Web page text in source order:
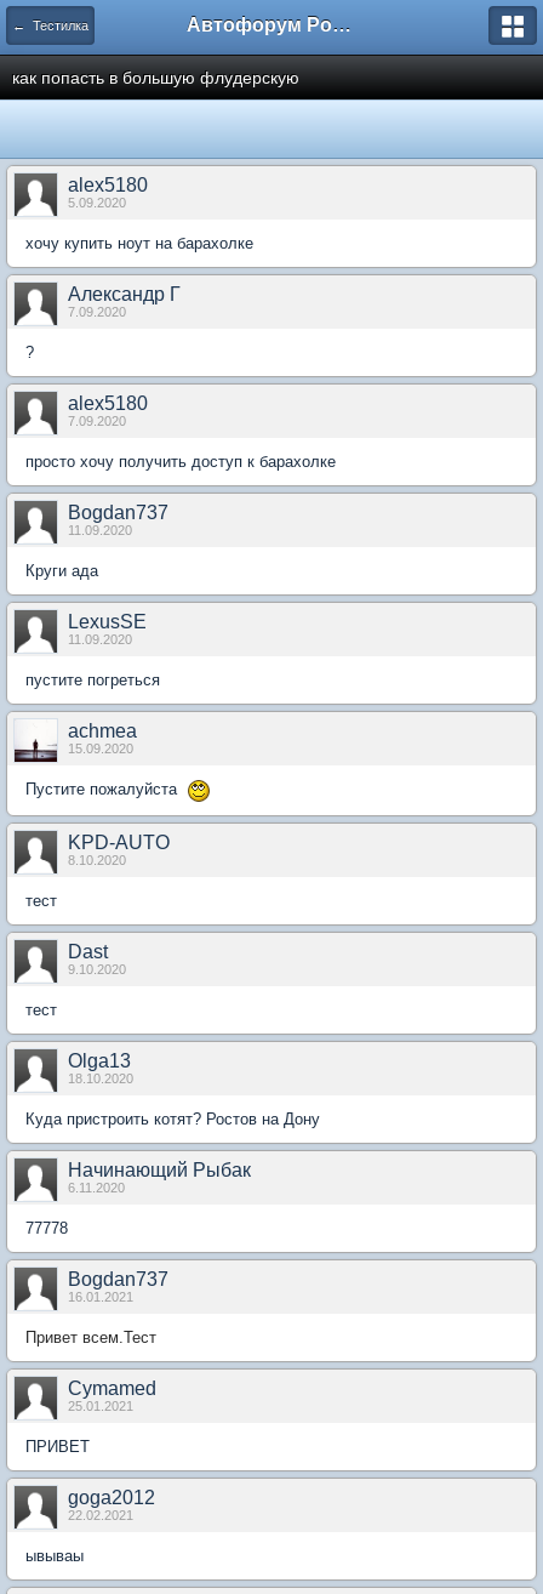
← Тестилка Автофорум Ростова-на-Дону
как попасть в большую флудерскую
alex5180
5.09.2020
хочу купить ноут на барахолке
Александр Г
7.09.2020
?
alex5180
7.09.2020
просто хочу получить доступ к барахолке
Bogdan737
11.09.2020
Круги ада
LexusSE
11.09.2020
пустите погреться
achmea
15.09.2020
Пустите пожалуйста
KPD-AUTO
8.10.2020
тест
Dast
9.10.2020
тест
Olga13
18.10.2020
Куда пристроить котят? Ростов на Дону
Начинающий Рыбак
6.11.2020
77778
Bogdan737
16.01.2021
Привет всем.Тест
Cymamed
25.01.2021
ПРИВЕТ
goga2012
22.02.2021
ывываы